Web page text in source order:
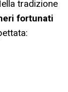
tradizione
fortunati
: